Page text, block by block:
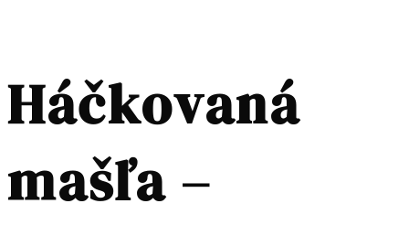
Háčkovaná
mašľa –